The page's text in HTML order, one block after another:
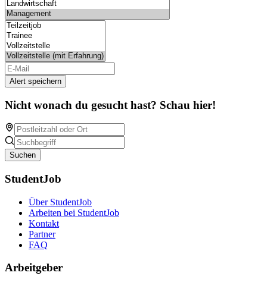
Alert speichern
Nicht wonach du gesucht hast? Schau hier!
Suchen
StudentJob
Über StudentJob
Arbeiten bei StudentJob
Kontakt
Partner
FAQ
Arbeitgeber